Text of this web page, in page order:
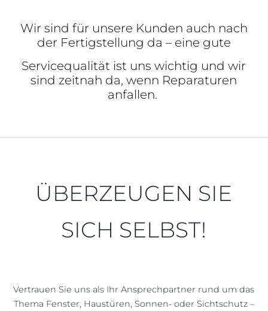
Wir sind für unsere Kunden auch nach
der Fertigstellung da – eine gute
Servicequalität ist uns wichtig und wir
sind zeitnah da, wenn Reparaturen
anfallen.
ÜBERZEUGEN SIE
SICH SELBST!
Vertrauen Sie uns als Ihr Ansprechpartner rund um das
Thema Fenster, Haustüren, Sonnen- oder Sichtschutz –